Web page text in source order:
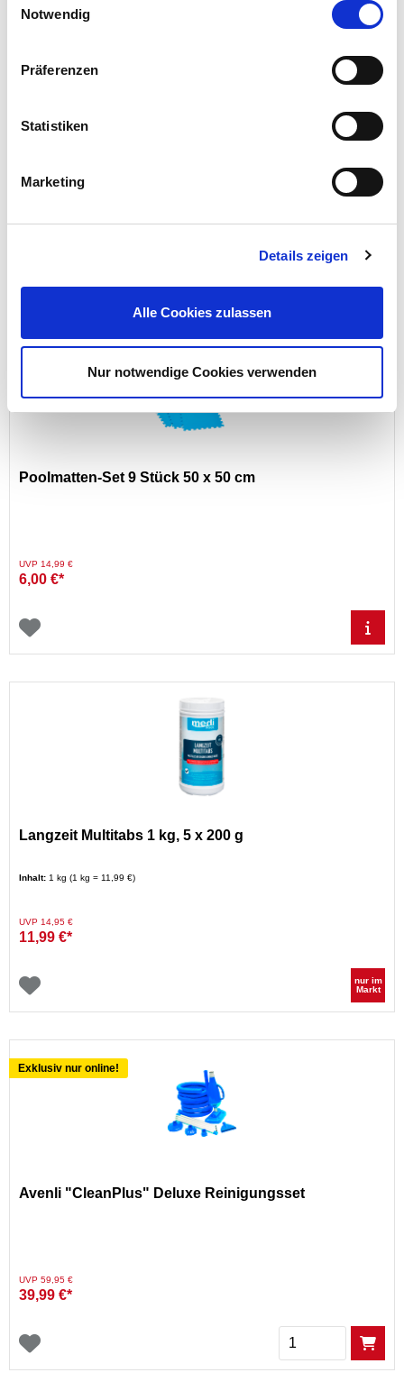
Notwendig
Präferenzen
Statistiken
Marketing
Details zeigen
Alle Cookies zulassen
Nur notwendige Cookies verwenden
mediPOOL Schnell-Chlor-Tabs 20 g, 1 kg
12,99 €*
Poolmatten-Set 9 Stück 50 x 50 cm
Preis reduziert von
UVP 14,99 €auf
6,00 €*
Langzeit Multitabs 1 kg, 5 x 200 g
Inhalt: 1 kg (1 kg = 11,99 €)
Preis reduziert von
UVP 14,95 €auf
11,99 €*
nur im
Markt
Exklusiv nur online!
Avenli "CleanPlus" Deluxe Reinigungsset
Preis reduziert von
UVP 59,95 €auf
39,99 €*
Menge